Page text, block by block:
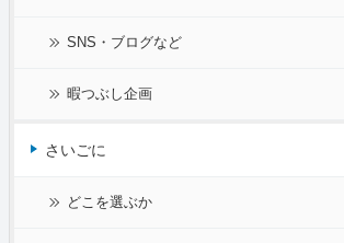
SNS・ブログなど
暇つぶし企画
さいごに
どこを選ぶか